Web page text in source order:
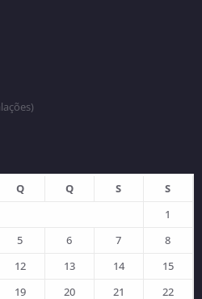
Q Q S
S
1
5 6 7
8
12 13 14
15
19 20 21 22